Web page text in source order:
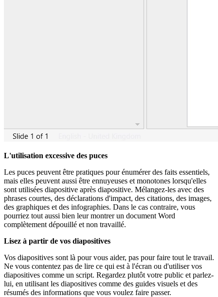
L'utilisation excessive des puces
Les puces peuvent être pratiques pour énumérer des faits essentiels,
mais elles peuvent aussi être ennuyeuses et monotones lorsqu'elles
sont utilisées diapositive après diapositive. Mélangez-les avec des
phrases courtes, des déclarations d'impact, des citations, des images,
des graphiques et des infographies. Dans le cas contraire, vous
pourriez tout aussi bien leur montrer un document Word
complètement dépouillé et non travaillé.
Lisez à partir de vos diapositives
Vos diapositives sont là pour vous aider, pas pour faire tout le travail.
Ne vous contentez pas de lire ce qui est à l'écran ou d'utiliser vos
diapositives comme un script. Regardez plutôt votre public et parlez-
lui, en utilisant les diapositives comme des guides visuels et des
résumés des informations que vous voulez faire passer.